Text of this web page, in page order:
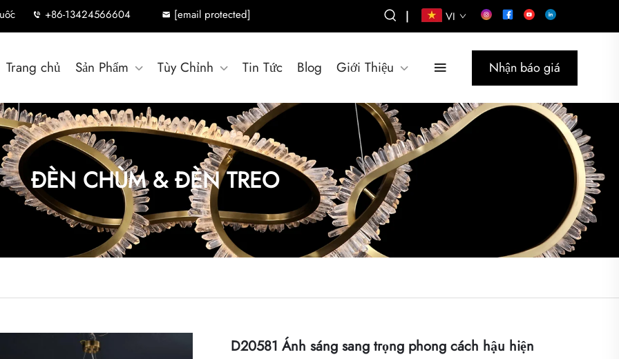
+86-13424566604 [email protected] | VI
Trang chủ Sản Phẩm Tùy Chỉnh Tin Tức Blog Giới Thiệu Nhận báo giá
ĐÈN CHÙM & ĐÈN TREO
D20581 Ánh sáng sang trọng phong cách hậu hiện